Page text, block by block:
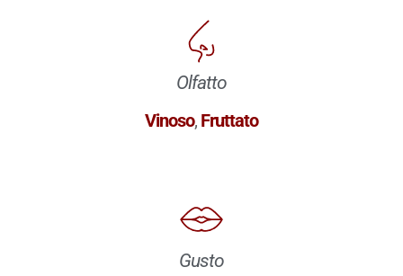
Olfatto
Vinoso, Fruttato
Gusto